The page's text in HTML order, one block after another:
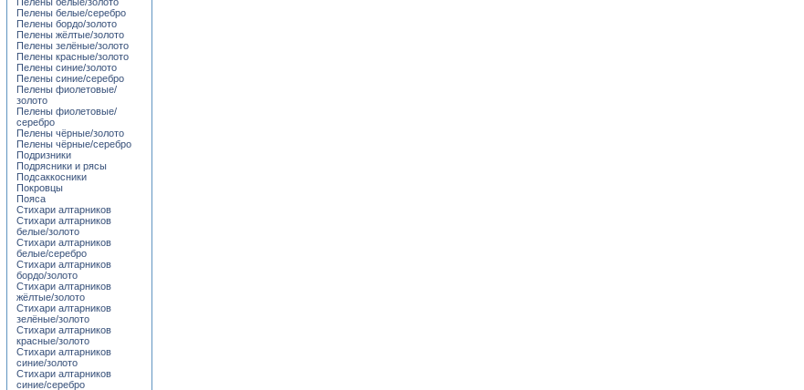
Пелены белые/серебро
Пелены бордо/золото
Пелены жёлтые/золото
Пелены зелёные/золото
Пелены красные/золото
Пелены синие/золото
Пелены синие/серебро
Пелены фиолетовые/
золото
Пелены фиолетовые/
серебро
Пелены чёрные/золото
Пелены чёрные/серебро
Подризники
Подрясники и рясы
Подсаккосники
Покровцы
Пояса
Стихари алтарников
Стихари алтарников
белые/золото
Стихари алтарников
белые/серебро
Стихари алтарников
бордо/золото
Стихари алтарников
жёлтые/золото
Стихари алтарников
зелёные/золото
Стихари алтарников
красные/золото
Стихари алтарников
синие/золото
Стихари алтарников
синие/серебро